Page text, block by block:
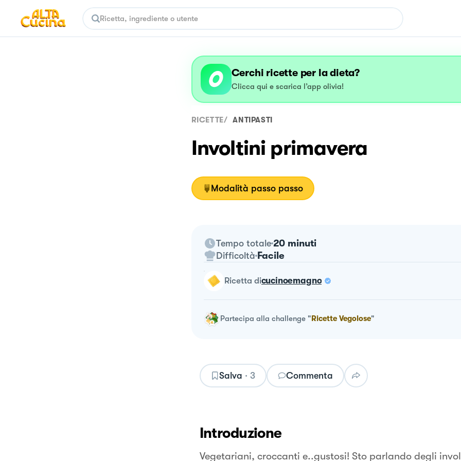
Cerchi ricette per la dieta?
Clicca qui e scarica l’app olivia!
RICETTE/ ANTIPASTI
Involtini primavera
Modalità passo passo
Tempo totale 20 minuti
Difficoltà Facile
ricetta dicucinoemagno
Partecipa alla challenge"Ricette Vegolose"
Salva · 3 Commenta
Introduzione
Vegetariani, croccanti e..gustosi! Sto parlando degli